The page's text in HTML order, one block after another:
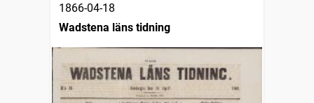
1866-04-18
Wadstena läns tidning